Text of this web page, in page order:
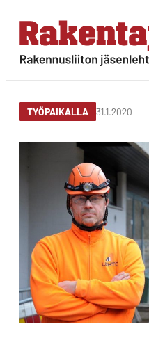
Siirry
suoraan
sisältöön
Rakentaja-lehti
TYÖPAIKALLA 31.1.2020